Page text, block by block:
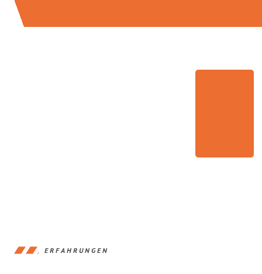
ERFAHRUNGEN